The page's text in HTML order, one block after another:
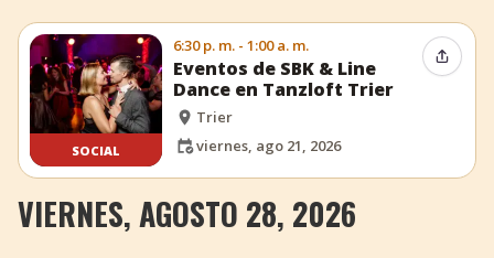
SOCIAL
6:30 p. m. - 1:00 a. m.
Eventos de SBK & Line
Dance en Tanzloft Trier
Trier
viernes, ago 21, 2026
VIERNES, AGOSTO 28, 2026